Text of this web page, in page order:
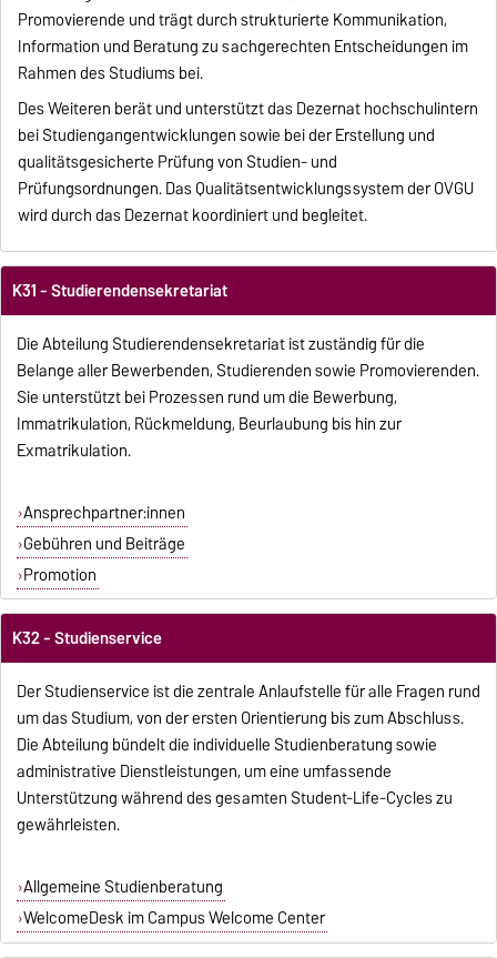
Promovierende und trägt durch strukturierte Kommunikation,
Information und Beratung zu sachgerechten Entscheidungen im
Rahmen des Studiums bei.
Des Weiteren berät und unterstützt das Dezernat hochschulintern
bei Studiengangentwicklungen sowie bei der Erstellung und
qualitätsgesicherte Prüfung von Studien- und
Prüfungsordnungen. Das Qualitätsentwicklungssystem der OVGU
wird durch das Dezernat koordiniert und begleitet.
K31 - Studierendensekretariat
Die Abteilung Studierendensekretariat ist zuständig für die
Belange aller Bewerbenden, Studierenden sowie Promovierenden.
Sie unterstützt bei Prozessen rund um die Bewerbung,
Immatrikulation, Rückmeldung, Beurlaubung bis hin zur
Exmatrikulation.
Ansprechpartner:innen
Gebühren und Beiträge
Promotion
K32 - Studienservice
Der Studienservice ist die zentrale Anlaufstelle für alle Fragen rund
um das Studium, von der ersten Orientierung bis zum Abschluss.
Die Abteilung bündelt die individuelle Studienberatung sowie
administrative Dienstleistungen, um eine umfassende
Unterstützung während des gesamten Student-Life-Cycles zu
gewährleisten.
Allgemeine Studienberatung
WelcomeDesk im Campus Welcome Center